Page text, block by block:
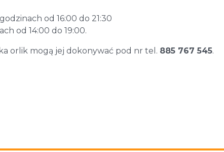
od 16:00 do 21:30
od 14:00 do 19:00.
orlik mogą jej dokonywać pod nr tel. 885 767 545.